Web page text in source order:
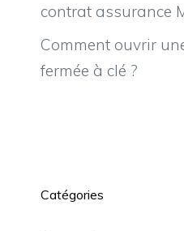
contrat assurance
Comment ouvrir
fermée à clé ?
Catégories